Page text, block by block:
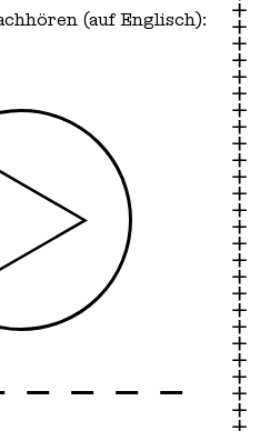
(auf Englisch):